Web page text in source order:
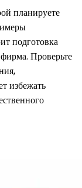
планируете
подготовка
Проверьте
избежать